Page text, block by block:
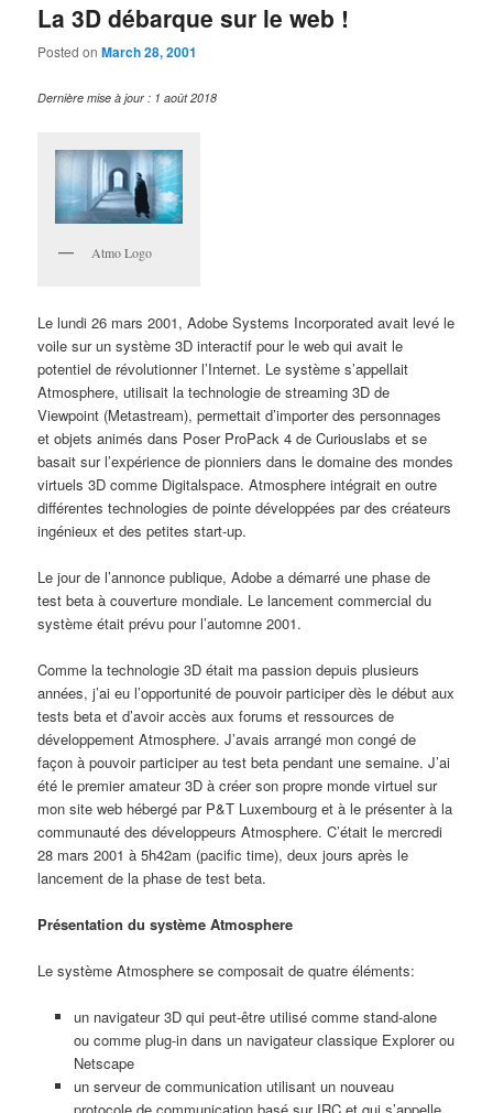
La 3D débarque sur le web !
Posted onMarch 28, 2001
Dernière mise à jour : 1 août 2018
Atmo Logo
Le lundi 26 mars 2001, Adobe Systems Incorporated avait levé le
voile sur un système 3D interactif pour le web qui avait le
potentiel de révolutionner l’Internet. Le système s’appellait
Atmosphere, utilisait la technologie de streaming 3D de
Viewpoint (Metastream), permettait d’importer des personnages
et objets animés dans Poser ProPack 4 de Curiouslabs et se
basait sur l’expérience de pionniers dans le domaine des mondes
virtuels 3D comme Digitalspace. Atmosphere intégrait en outre
différentes technologies de pointe développées par des créateurs
ingénieux et des petites start-up.
Le jour de l’annonce publique, Adobe a démarré une phase de
test beta à couverture mondiale. Le lancement commercial du
système était prévu pour l’automne 2001.
Comme la technologie 3D était ma passion depuis plusieurs
années, j’ai eu l’opportunité de pouvoir participer dès le début aux
tests beta et d’avoir accès aux forums et ressources de
développement Atmosphere. J’avais arrangé mon congé de
façon à pouvoir participer au test beta pendant une semaine. J’ai
été le premier amateur 3D à créer son propre monde virtuel sur
mon site web hébergé par P&T Luxembourg et à le présenter à la
communauté des développeurs Atmosphere. C’était le mercredi
28 mars 2001 à 5h42am (pacific time), deux jours après le
lancement de la phase de test beta.
Présentation du système Atmosphere
Le système Atmosphere se composait de quatre éléments:
un navigateur 3D qui peut-être utilisé comme stand-alone
ou comme plug-in dans un navigateur classique Explorer ou
Netscape
un serveur de communication utilisant un nouveau